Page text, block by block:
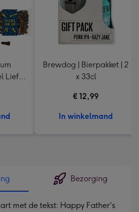
Liefs
Brewdog | Bierpakket | 2
x 33cl
€ 12,99
In winkelmand
Bezorging
met de tekst: Happy Father's